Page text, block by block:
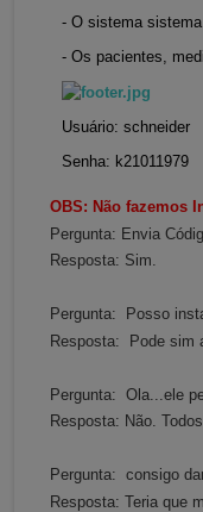
- O sistema
- Os pacientes,
Usuário: schneider
Senha: k21011979
OBS: Não fazemos
Pergunta: Envia
Resposta: Sim.
Pergunta:
Posso
Resposta: Pode sim
Pergunta: Ola...ele
Resposta: Não.
Pergunta: consigo
Resposta: Teria que